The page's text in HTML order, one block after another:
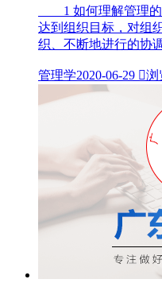
1 如何理解管理
达到组织目标，对组
织、不断地进行的协
管理学2020-06-29 浏